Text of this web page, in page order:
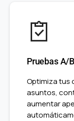
Pruebas A/B
Optimiza tus
asuntos,
aumentar